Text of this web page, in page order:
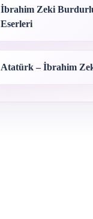
İbrahim Zeki
Eserleri
Atatürk – İbrahim